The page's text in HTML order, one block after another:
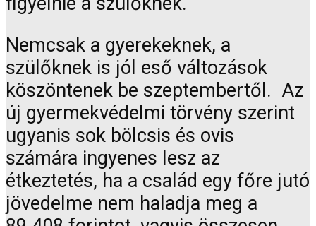
Nemcsak a gyerekeknek, a
szülőknek is jól eső változások
köszöntenek be szeptembertől. Az
új gyermekvédelmi törvény szerint
ugyanis sok bölcsis és ovis
számára ingyenes lesz az
étkeztetés, ha a család egy főre jutó
jövedelme nem haladja meg a